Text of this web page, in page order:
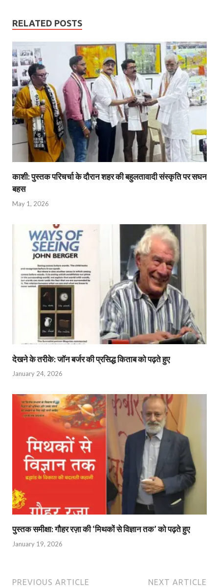
RELATED POSTS
काशी: पुस्तक परिचर्चा के दौरान शहर की बहुलतावादी संस्कृति पर सघन
बहस
May 1, 2026
देखने के तरीके: जॉन बर्जर की प्रसिद्ध किताब को पढ़ते हुए
January 24, 2026
पुस्तक समीक्षा: गौहर रज़ा की ‘मिथकों से विज्ञान तक’ को पढ़ते हुए
January 19, 2026
PREVIOUS ARTICLE NEXT ARTICLE